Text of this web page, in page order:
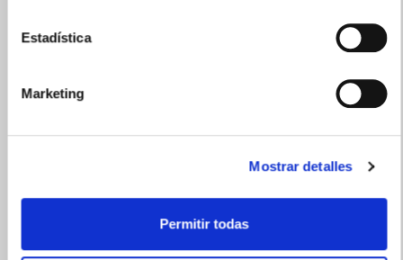
Estadística
Marketing
Mostrar detalles
Permitir todas
AVÍSAME SI HAY STOCK